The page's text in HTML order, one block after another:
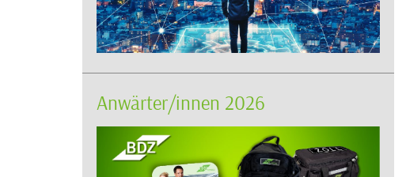
Anwärter/innen 2026